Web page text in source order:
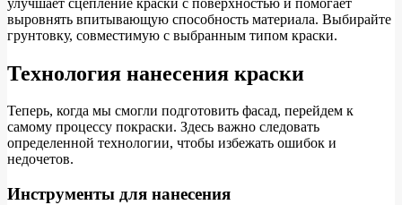
выровнять впитывающую способность материала. Выбирайте
грунтовку, совместимую с выбранным типом краски.
Технология нанесения краски
Теперь, когда мы смогли подготовить фасад, перейдем к
самому процессу покраски. Здесь важно следовать
определенной технологии, чтобы избежать ошибок и
недочетов.
Инструменты для нанесения